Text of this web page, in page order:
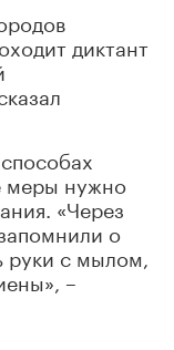
диктант
меры нужно
«Через
о
с мылом,
–